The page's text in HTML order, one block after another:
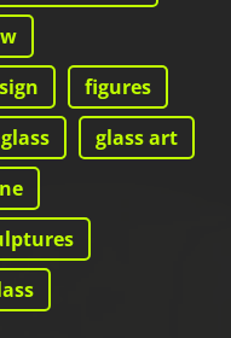
figures
glass
glass art